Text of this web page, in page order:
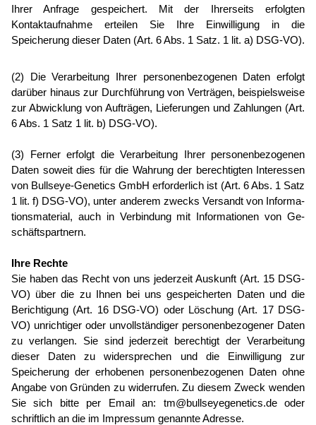
Ihrer Anfrage gespeichert. Mit der Ihrerseits erfolgten
Kontaktaufnahme erteilen Sie Ihre Einwilligung in die
Speicherung dieser Daten (Art. 6 Abs. 1 Satz. 1 lit. a) DSG-VO).
(2) Die Verarbeitung Ihrer personenbezogenen Daten erfolgt
darüber hinaus zur Durchführung von Verträgen, beispielsweise
zur Abwicklung von Aufträgen, Lie­ferun­gen und Zahlungen (Art.
6 Abs. 1 Satz 1 lit. b) DSG-VO).
(3) Ferner erfolgt die Verarbeitung Ihrer per­sonen­be­zo­genen
Daten soweit dies für die Wahrung der berechtigten Interessen
von Bullseye-Genetics GmbH erforderlich ist (Art. 6 Abs. 1 Satz
1 lit. f) DSG-VO), unter anderem zwecks Versandt von In­for­ma­
tions­material, auch in Verbindung mit Informationen von Ge­
schäfts­part­nern.
Ihre Rechte
Sie haben das Recht von uns jederzeit Auskunft (Art. 15 DSG-
VO) über die zu Ihnen bei uns gespeicherten Daten und die
Berichtigung (Art. 16 DSG-VO) oder Löschung (Art. 17 DSG-
VO) unrichtiger oder un­voll­ständiger personenbezogener Daten
zu verlangen. Sie sind jederzeit berechtigt der Verarbeitung
dieser Daten zu widersprechen und die Einwilligung zur
Speicherung der erhobenen personenbezogenen Daten ohne
Angabe von Gründen zu widerrufen. Zu diesem Zweck wenden
Sie sich bitte per Email an: tm@bullseyegenetics.de oder
schriftlich an die im Impressum genannte Adresse.